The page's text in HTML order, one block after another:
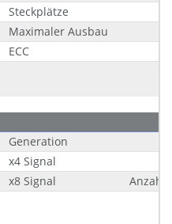
Steckplätze
Maximaler Ausbau
ECC
Generation
x4 Signal
x8 Signal
Anzahl